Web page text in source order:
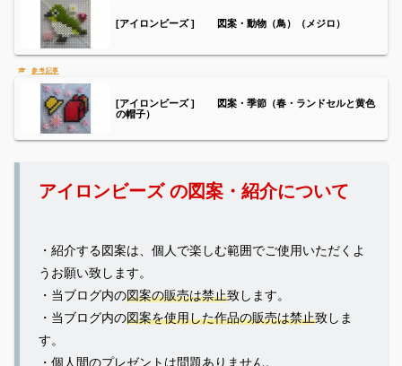
[アイロンビーズ ] 図案・動物（鳥）（メジロ）
[アイロンビーズ ] 図案・季節（春・ランドセルと黄色
の帽子）
アイロンビーズ の図案・紹介について
・紹介する図案は、個人で楽しむ範囲でご使用いただくよ
うお願い致します。
・当ブログ内の図案の販売は禁止致します。
・当ブログ内の図案を使用した作品の販売は禁止致しま
す。
・個人間のプレゼントは問題ありません。